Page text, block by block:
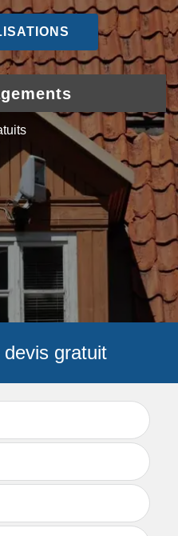
gratuit